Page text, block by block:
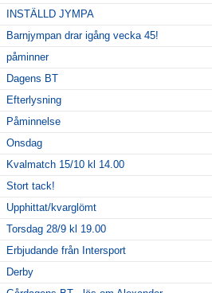
INSTÄLLD JYMPA
Barnjympan drar igång vecka 45!
påminner
Dagens BT
Efterlysning
Påminnelse
Onsdag
Kvalmatch 15/10 kl 14.00
Stort tack!
Upphittat/kvarglömt
Torsdag 28/9 kl 19.00
Erbjudande från Intersport
Derby